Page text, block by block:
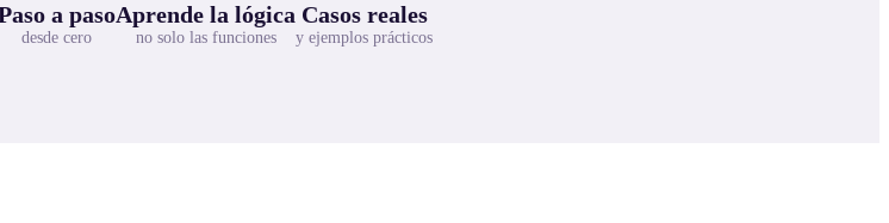
a paso
desde cero
Aprende la lógica
no solo las funciones
Casos reales
y ejemplos prácticos